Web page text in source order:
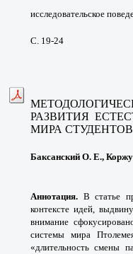
исследовательское
С. 19-24
РАЗВИТИЯ
МИРА
Баксанский О. Е.,
Аннотация. В статье
контексте идей,
внимание
системы мира
«длительность смены